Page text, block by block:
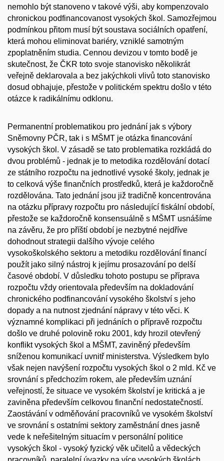
nemohlo být stanoveno v takové výši, aby kompenzovalo
chronickou podfinancovanost vysokých škol. Samozřejmou
podmínkou přitom musí být soustava sociálních opatření,
která mohou eliminovat bariéry, vzniklé samotným
zpoplatněním studia. Cennou devizou v tomto bodě je
skutečnost, že ČKR toto svoje stanovisko několikrát
veřejně deklarovala a bez jakýchkoli vlivů toto stanovisko
dosud obhajuje, přestože v politickém spektru došlo v této
otázce k radikálnímu odklonu.
Permanentní problematikou pro jednání jak s výbory
Sněmovny PČR, tak i s MŠMT je otázka financování
vysokých škol. V zásadě se tato problematika rozkládá do
dvou problémů - jednak je to metodika rozdělování dotací
ze státního rozpočtu na jednotlivé vysoké školy, jednak je
to celková výše finančních prostředků, která je každoročně
rozdělována. Tato jednání jsou již tradičně koncentrována
na otázku přípravy rozpočtu pro následující fiskální období,
přestože se každoročně konsensuálně s MŠMT usnášíme
na závěru, že pro příští období je nezbytné nejdříve
dohodnout strategii dalšího vývoje celého
vysokoškolského sektoru a metodiku rozdělování financí
použít jako silný nástroj k jejímu prosazování po delší
časové období. V důsledku tohoto postupu se příprava
rozpočtu vždy orientovala především na dokladování
chronického podfinancování vysokého školství s jeho
dopady a na nutnost zjednání nápravy v této věci. K
významné komplikaci při jednáních o přípravě rozpočtu
došlo ve druhé polovině roku 2001, kdy hrozil otevřený
konflikt vysokých škol a MŠMT, zaviněný především
sníženou komunikací uvnitř ministerstva. Výsledkem bylo
však nejen navýšení rozpočtu vysokých škol o 2 mld. Kč ve
srovnání s předchozím rokem, ale především uznání
veřejností, že situace ve vysokém školství je kritická a je
zaviněna především celkovou finanční nedostatečností.
Zaostávání v odměňování pracovníků ve vysokém školství
ve srovnání s ostatními sektory zaměstnání dnes jasně
vede k neřešitelným situacím v personální politice
vysokých škol - vysoký fyzický věk učitelů a vědeckých